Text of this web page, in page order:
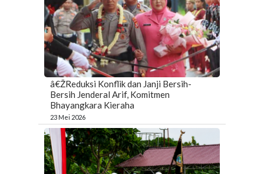
â€ŽReduksi Konflik dan Janji Bersih-
Bersih Jenderal Arif, Komitmen
Bhayangkara Kieraha
23 Mei 2026